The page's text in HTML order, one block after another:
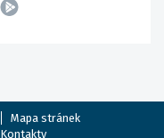
Mapa stránek
Kontakty